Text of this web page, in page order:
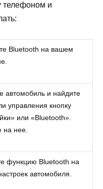
телефоном и
Bluetooth на вашем
автомобиль и найдите
управления кнопку
или «Bluetooth».
на нее.
функцию Bluetooth на
автомобиля.